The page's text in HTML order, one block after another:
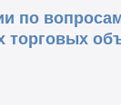
по
торговых